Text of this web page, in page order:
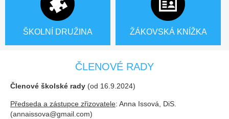
ŠKOLNÍ DRUŽINA ŽÁKOVSKÁ KNÍŽKA
ČLENOVÉ RADY
Členové školské rady (od 16.9.2024)
Předseda a zástupce zřizovatele: Anna Issová, DiS.
(annaissova@gmail.com)